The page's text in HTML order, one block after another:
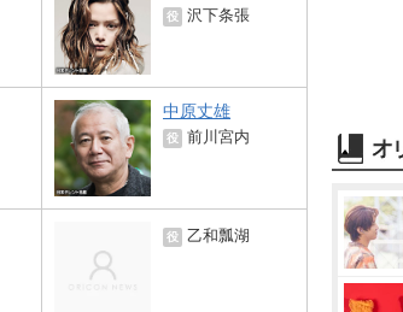
役 沢下条張
中原丈雄
役 前川宮内
役 乙和瓢湖